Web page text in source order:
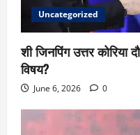
Uncategorized
शी जिनपिंग उत्तर कोरिया
विषय?
June 6, 2026 0